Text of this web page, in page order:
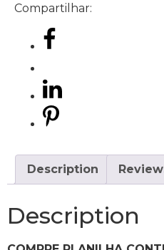
Compartilhar:
Description
Description